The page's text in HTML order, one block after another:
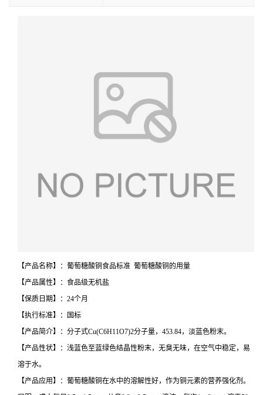
【产品名称】：葡萄糖酸铜食品标准 葡萄糖酸铜的用量
【产品属性】：食品级无机盐
【保质日期】：24个月
【执行标准】：国标
【产品简介】：分子式Cu(C6H11O7)2分子量，453.84，淡蓝色粉末。
【产品性状】：浅蓝色至蓝绿色结晶性粉末，无臭无味，在空气中稳定，易
溶于水。
【产品应用】：葡萄糖酸铜在水中的溶解性好，作为铜元素的营养强化剂。